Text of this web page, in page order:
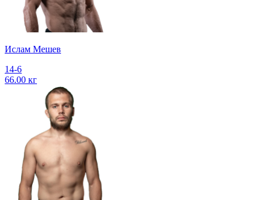
Ислам Мешев
14-6
66.00 кг